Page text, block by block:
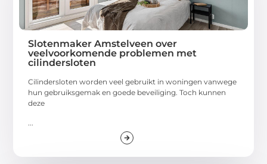
Slotenmaker Amstelveen over
veelvoorkomende problemen met
cilindersloten
Cilindersloten worden veel gebruikt in woningen vanwege
hun gebruiksgemak en goede beveiliging. Toch kunnen
deze